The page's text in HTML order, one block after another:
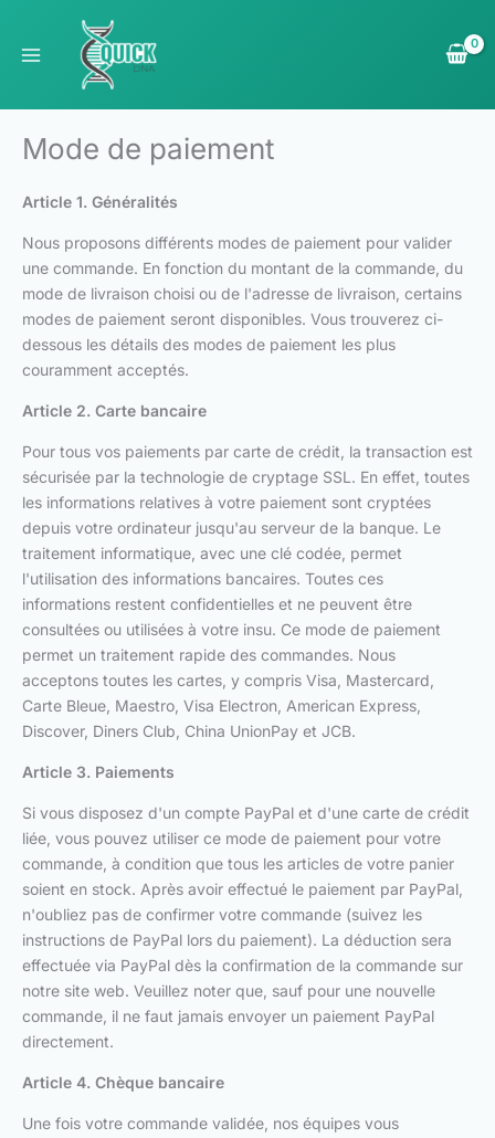
contenu
Mode de paiement
Article 1. Généralités
Nous proposons différents modes de paiement pour valider
une commande. En fonction du montant de la commande, du
mode de livraison choisi ou de l'adresse de livraison, certains
modes de paiement seront disponibles. Vous trouverez ci-
dessous les détails des modes de paiement les plus
couramment acceptés.
Article 2. Carte bancaire
Pour tous vos paiements par carte de crédit, la transaction est
sécurisée par la technologie de cryptage SSL. En effet, toutes
les informations relatives à votre paiement sont cryptées
depuis votre ordinateur jusqu'au serveur de la banque. Le
traitement informatique, avec une clé codée, permet
l'utilisation des informations bancaires. Toutes ces
informations restent confidentielles et ne peuvent être
consultées ou utilisées à votre insu. Ce mode de paiement
permet un traitement rapide des commandes. Nous
acceptons toutes les cartes, y compris Visa, Mastercard,
Carte Bleue, Maestro, Visa Electron, American Express,
Discover, Diners Club, China UnionPay et JCB.
Article 3. Paiements
Si vous disposez d'un compte PayPal et d'une carte de crédit
liée, vous pouvez utiliser ce mode de paiement pour votre
commande, à condition que tous les articles de votre panier
soient en stock. Après avoir effectué le paiement par PayPal,
n'oubliez pas de confirmer votre commande (suivez les
instructions de PayPal lors du paiement). La déduction sera
effectuée via PayPal dès la confirmation de la commande sur
notre site web. Veuillez noter que, sauf pour une nouvelle
commande, il ne faut jamais envoyer un paiement PayPal
directement.
Article 4. Chèque bancaire
Une fois votre commande validée, nos équipes vous